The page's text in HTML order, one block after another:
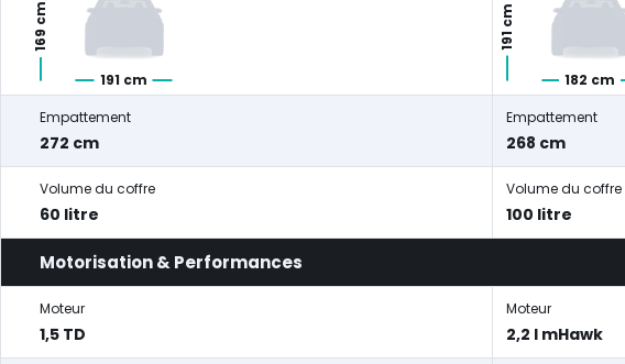
191 cm
169 cm
182 cm
191 cm
Empattement
272 cm
Empattement
268 cm
Volume du coffre
60 litre
Volume du coffre
100 litre
Motorisation & Performances
Moteur
1,5 TD
Moteur
2,2 l mHawk